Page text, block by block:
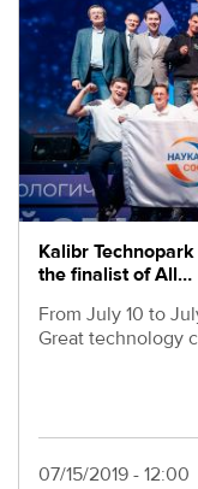
ABOUT
RESIDENTS
Moscow, SVAO,
Alekseyevskaya
+7 (495)
+7 (495)
Business hours
ДЛЯ
ЛИЧНЫЙ
КАБИНЕТ
+7
(495)
280-
17-
(495)
280-
Kalibr
the finalist of All…
From July 10 to
Great technology
Date
07/15/2019 - 12:00